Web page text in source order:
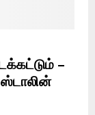
–
ஸ்டாலின்